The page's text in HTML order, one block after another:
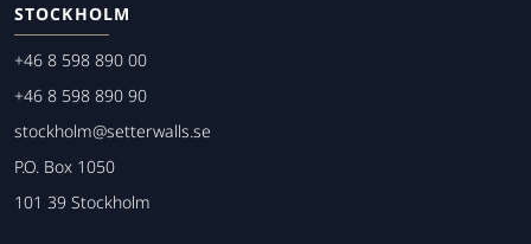
STOCKHOLM
+46 8 598 890 00
+46 8 598 890 90
stockholm@setterwalls.se
P.O. Box 1050
101 39 Stockholm